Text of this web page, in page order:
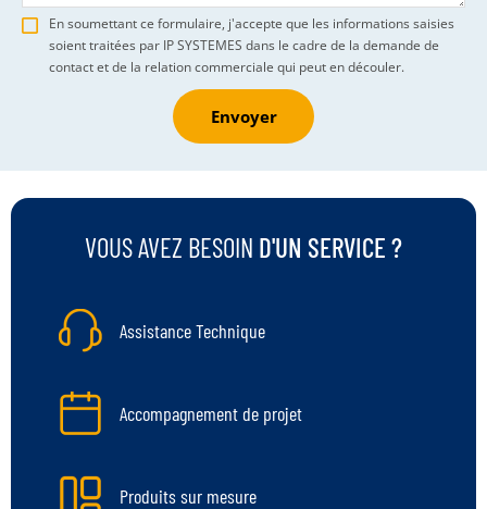
En soumettant ce formulaire, j'accepte que les informations saisies
soient traitées par IP SYSTEMES dans le cadre de la demande de
contact et de la relation commerciale qui peut en découler.
Envoyer
VOUS AVEZ BESOIN D'UN SERVICE ?
Assistance Technique
Accompagnement de projet
Produits sur mesure